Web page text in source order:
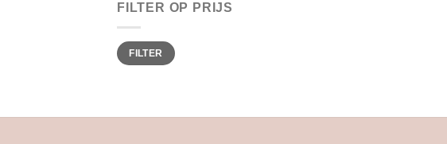
FILTER OP PRIJS
Min.
prijs
Max.
prijsFILTER